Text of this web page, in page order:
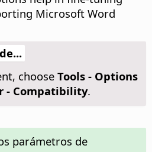
Microsoft Word
choose Tools - Options
- Compatibility.
parámetros de